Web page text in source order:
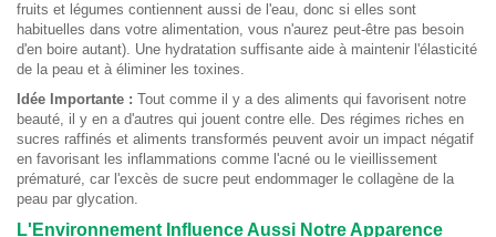
fruits et légumes contiennent aussi de l'eau, donc si elles sont
habituelles dans votre alimentation, vous n'aurez peut-être pas besoin
d'en boire autant). Une hydratation suffisante aide à maintenir l'élasticité
de la peau et à éliminer les toxines.
Idée Importante : Tout comme il y a des aliments qui favorisent notre
beauté, il y en a d'autres qui jouent contre elle. Des régimes riches en
sucres raffinés et aliments transformés peuvent avoir un impact négatif
en favorisant les inflammations comme l'acné ou le vieillissement
prématuré, car l'excès de sucre peut endommager le collagène de la
peau par glycation.
L'Environnement Influence Aussi Notre Apparence